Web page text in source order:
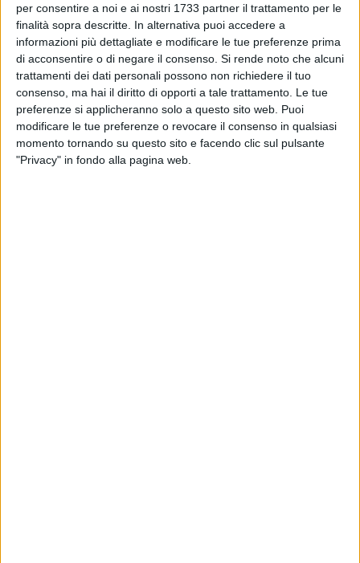
per consentire a noi e ai nostri 1733 partner il trattamento per le
finalità sopra descritte. In alternativa puoi accedere a
informazioni più dettagliate e modificare le tue preferenze prima
di acconsentire o di negare il consenso. Si rende noto che alcuni
trattamenti dei dati personali possono non richiedere il tuo
consenso, ma hai il diritto di opporti a tale trattamento. Le tue
preferenze si applicheranno solo a questo sito web. Puoi
modificare le tue preferenze o revocare il consenso in qualsiasi
momento tornando su questo sito e facendo clic sul pulsante
"Privacy" in fondo alla pagina web.
Sarà il molfetteseClaudio Giuseppe Allegretta a dirigere la
sfida traCarrarese e Bari, in programma sabato 10 gennaio,
alle ore 15.00 allo stadio dei Marmi di Carrara.
A coadiuvarlo ci saranno gli assistenti di linea Giuseppe
Perrotti di Campobasso e Paolo Bitonti di Bologna. Quarto
uomo sarà Luca Massimi di Termoli. Al VAR agiranno
Matteo Gualtieri di Asti e Marco Serra di Torino.